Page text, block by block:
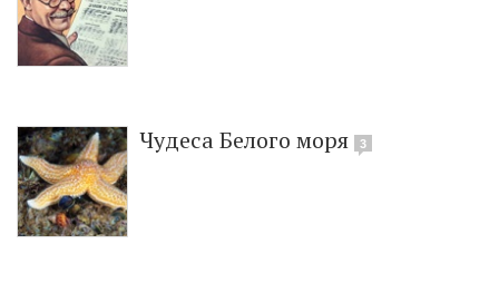
Чудеса Белого моря 3